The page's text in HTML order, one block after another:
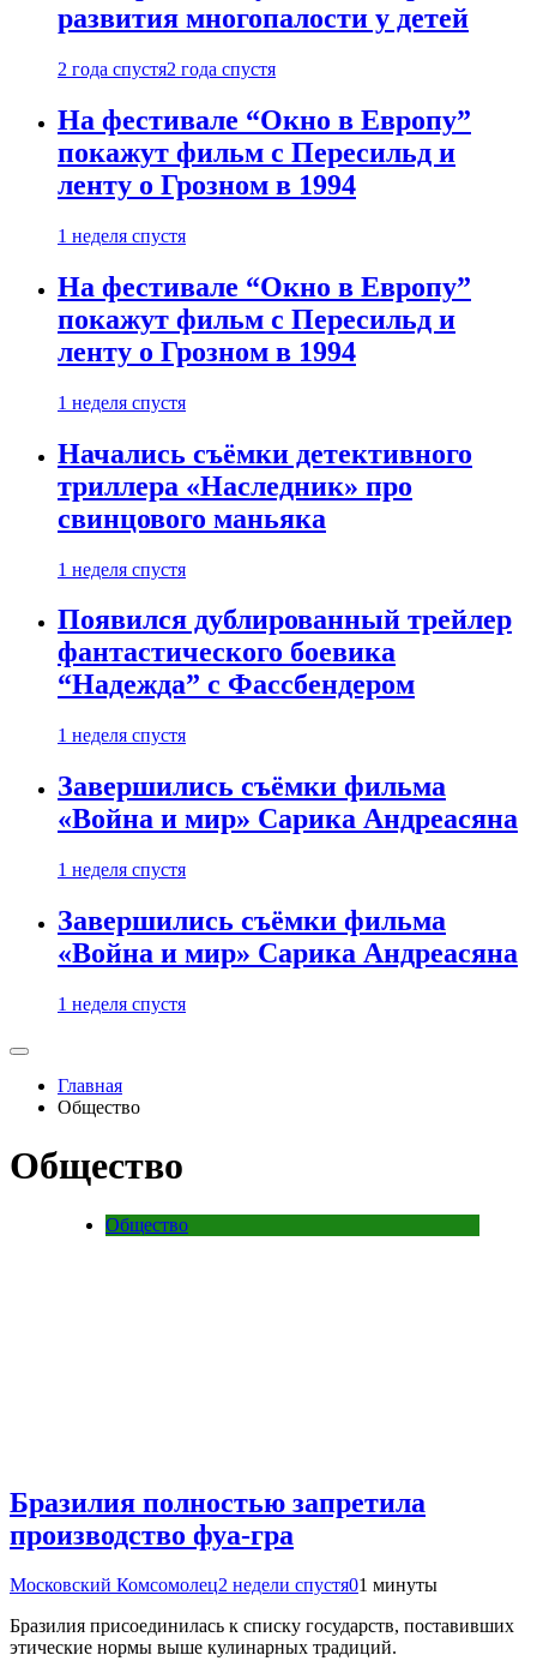
развития многопалости у детей
2 года спустя2 года спустя
На фестивале “Окно в Европу”
покажут фильм с Пересильд и
ленту о Грозном в 1994
1 неделя спустя
На фестивале “Окно в Европу”
покажут фильм с Пересильд и
ленту о Грозном в 1994
1 неделя спустя
Начались съёмки детективного
триллера «Наследник» про
свинцового маньяка
1 неделя спустя
Появился дублированный трейлер
фантастического боевика
“Надежда” с Фассбендером
1 неделя спустя
Завершились съёмки фильма
«Война и мир» Сарика Андреасяна
1 неделя спустя
Завершились съёмки фильма
«Война и мир» Сарика Андреасяна
1 неделя спустя
Главная
Общество
Общество
Общество
Бразилия полностью запретила
производство фуа-гра
Московский Комсомолец2 недели спустя01 минуты
Бразилия присоединилась к списку государств, поставивших
этические нормы выше кулинарных традиций.